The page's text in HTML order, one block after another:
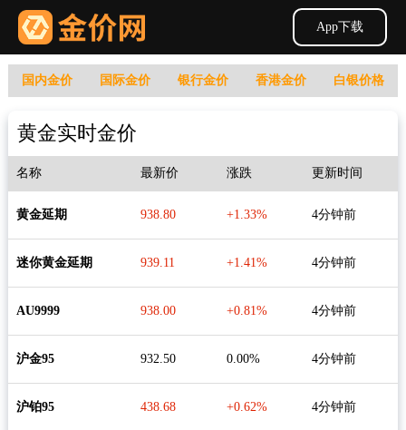
App下载
国内金价 国际金价 银行金价 香港金价 白银价格
黄金实时金价
名称 最新价 涨跌 更新时间
黄金延期 938.80 +1.33% 4分钟前
迷你黄金延期 939.11 +1.41% 4分钟前
AU9999 938.00 +0.81% 4分钟前
沪金95 932.50 0.00% 4分钟前
沪铂95 438.68 +0.62% 4分钟前